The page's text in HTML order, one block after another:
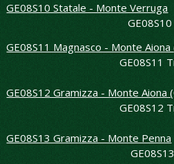
GE08S10 Statale - Monte Verruga
GE08S10
GE08S11 Magnasco - Monte
GE08S11
GE08S12 Gramizza - Monte Aiona
GE08S12
GE08S13 Gramizza - Monte Penna
GE08S13